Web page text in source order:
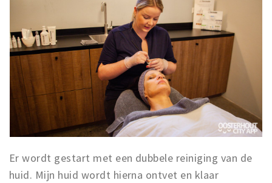
Er wordt gestart met een dubbele reiniging van de
huid. Mijn huid wordt hierna ontvet en klaar